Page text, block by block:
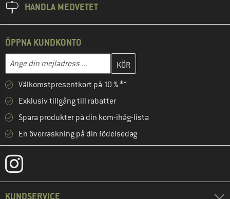
HANDLA MEDVETET
ÖPPNA KUNDKONTO
Mejladress
Skriv in din e-postadress här och skapa ditt kundkonto i nästa
Välkomstpresentkort på 10 % **
Exklusiv tillgång till rabatter
Spara produkter på din kom-ihåg-lista
En överraskning på din födelsedag
KUNDSERVICE